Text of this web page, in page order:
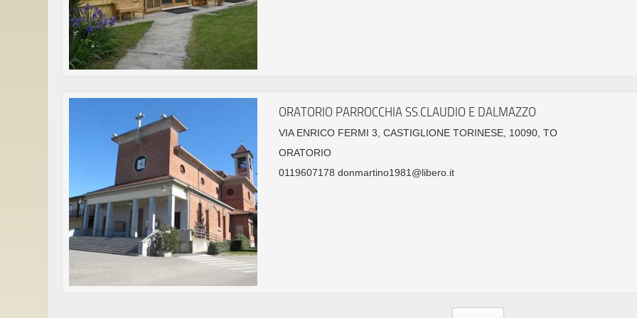
ORATORIO PARROCCHIA SS.CLAUDIO E DALMAZZO
VIA ENRICO FERMI 3, CASTIGLIONE TORINESE, 10090, TO
ORATORIO
0119607178 donmartino1981@libero.it